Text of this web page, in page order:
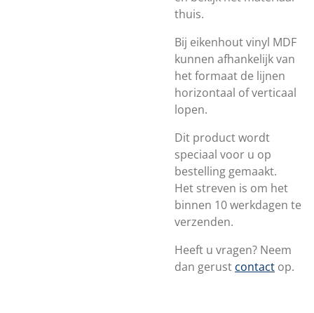
thuis.
Bij eikenhout vinyl MDF
kunnen afhankelijk van
het formaat de lijnen
horizontaal of verticaal
lopen.
Dit product wordt
speciaal voor u op
bestelling gemaakt.
Het streven is om het
binnen 10 werkdagen te
verzenden.
Heeft u vragen? Neem
dan gerust contact op.